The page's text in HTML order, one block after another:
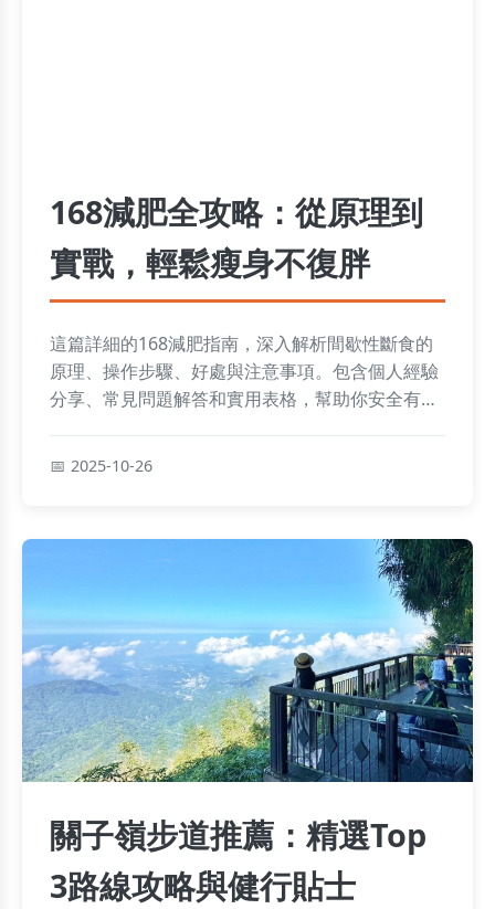
168減肥全攻略：從原理到
實戰，輕鬆瘦身不復胖
這篇詳細的168減肥指南，深入解析間歇性斷食的
原理、操作步驟、好處與注意事項。包含個人經驗
分享、常見問題解答和實用表格，幫助你安全有效
2025-10-26
關子嶺步道推薦：精選Top
3路線攻略與健行貼士